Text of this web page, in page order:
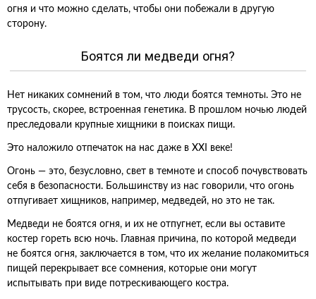
огня и что можно сделать, чтобы они побежали в другую
сторону.
Боятся ли медведи огня?
Нет никаких сомнений в том, что люди боятся темноты. Это не
трусость, скорее, встроенная генетика. В прошлом ночью людей
преследовали крупные хищники в поисках пищи.
Это наложило отпечаток на нас даже в XXI веке!
Огонь — это, безусловно, свет в темноте и способ почувствовать
себя в безопасности. Большинству из нас говорили, что огонь
отпугивает хищников, например, медведей, но это не так.
Медведи не боятся огня, и их не отпугнет, если вы оставите
костер гореть всю ночь. Главная причина, по которой медведи
не боятся огня, заключается в том, что их желание полакомиться
пищей перекрывает все сомнения, которые они могут
испытывать при виде потрескивающего костра.